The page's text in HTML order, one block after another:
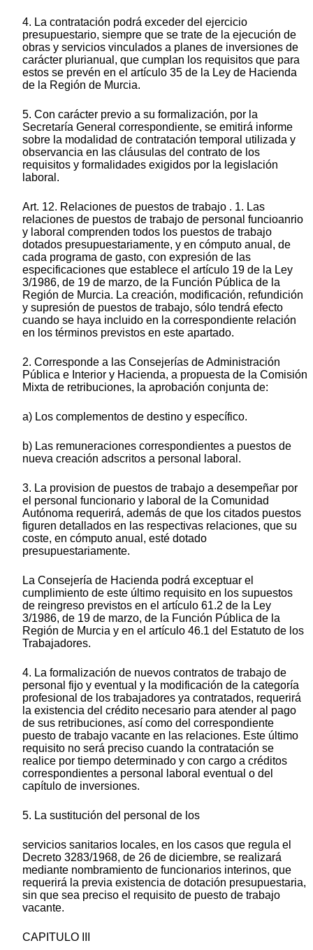
4. La contratación podrá exceder del ejercicio
presupuestario, siempre que se trate de la ejecución de
obras y servicios vinculados a planes de inversiones de
carácter plurianual, que cumplan los requisitos que para
estos se prevén en el artículo 35 de la Ley de Hacienda
de la Región de Murcia.
5. Con carácter previo a su formalización, por la
Secretaría General correspondiente, se emitirá informe
sobre la modalidad de contratación temporal utilizada y
observancia en las cláusulas del contrato de los
requisitos y formalidades exigidos por la legislación
laboral.
Art. 12. Relaciones de puestos de trabajo . 1. Las
relaciones de puestos de trabajo de personal funcioanrio
y laboral comprenden todos los puestos de trabajo
dotados presupuestariamente, y en cómputo anual, de
cada programa de gasto, con expresión de las
especificaciones que establece el artículo 19 de la Ley
3/1986, de 19 de marzo, de la Función Pública de la
Región de Murcia. La creación, modificación, refundición
y supresión de puestos de trabajo, sólo tendrá efecto
cuando se haya incluido en la correspondiente relación
en los términos previstos en este apartado.
2. Corresponde a las Consejerías de Administración
Pública e Interior y Hacienda, a propuesta de la Comisión
Mixta de retribuciones, la aprobación conjunta de:
a) Los complementos de destino y específico.
b) Las remuneraciones correspondientes a puestos de
nueva creación adscritos a personal laboral.
3. La provision de puestos de trabajo a desempeñar por
el personal funcionario y laboral de la Comunidad
Autónoma requerirá, además de que los citados puestos
figuren detallados en las respectivas relaciones, que su
coste, en cómputo anual, esté dotado
presupuestariamente.
La Consejería de Hacienda podrá exceptuar el
cumplimiento de este último requisito en los supuestos
de reingreso previstos en el artículo 61.2 de la Ley
3/1986, de 19 de marzo, de la Función Pública de la
Región de Murcia y en el artículo 46.1 del Estatuto de los
Trabajadores.
4. La formalización de nuevos contratos de trabajo de
personal fijo y eventual y la modificación de la categoría
profesional de los trabajadores ya contratados, requerirá
la existencia del crédito necesario para atender al pago
de sus retribuciones, así como del correspondiente
puesto de trabajo vacante en las relaciones. Este último
requisito no será preciso cuando la contratación se
realice por tiempo determinado y con cargo a créditos
correspondientes a personal laboral eventual o del
capítulo de inversiones.
5. La sustitución del personal de los
servicios sanitarios locales, en los casos que regula el
Decreto 3283/1968, de 26 de diciembre, se realizará
mediante nombramiento de funcionarios interinos, que
requerirá la previa existencia de dotación presupuestaria,
sin que sea preciso el requisito de puesto de trabajo
vacante.
CAPITULO III